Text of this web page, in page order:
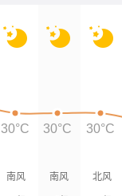
南风 南风 北风
30°C 30°C 30°C